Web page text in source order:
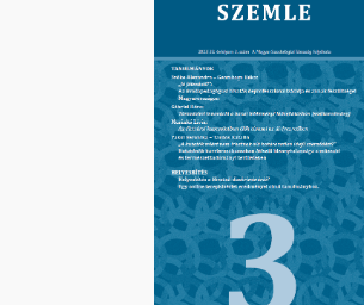
NYELVVÁLASZTÁS
CSATLAKOZÁS A TÁRSASÁGHOZ /